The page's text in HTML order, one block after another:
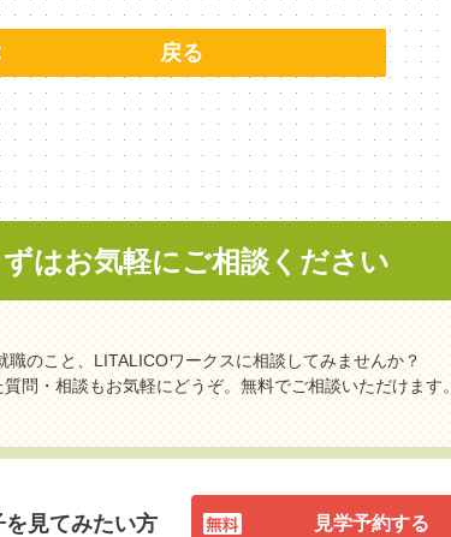
戻る
ずはお気軽にご相談ください
職のこと、LITALICOワークスに相談してみませんか？
問・相談もお気軽にどうぞ。無料でご相談いただけます
見てみたい方 見学予約する